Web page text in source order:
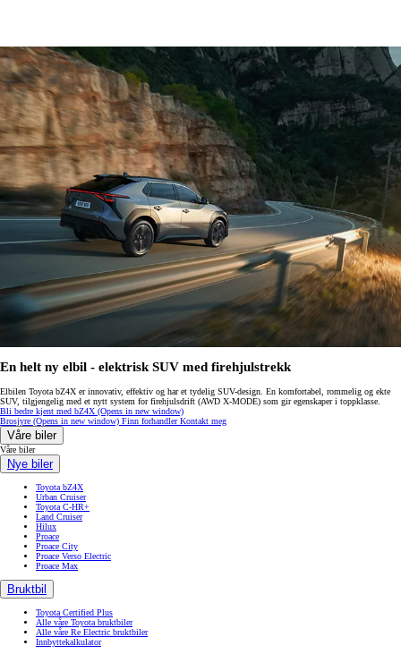
En helt ny elbil - elektrisk SUV med firehjulstrekk
Elbilen Toyota bZ4X er innovativ, effektiv og har et tydelig SUV-design. En komfortabel, rommelig og ekte
SUV, tilgjengelig med et nytt system for firehjulsdrift (AWD X-MODE) som gir egenskaper i toppklasse.
Bli bedre kjent med bZ4X (Opens in new window)
Brosjyre (Opens in new window) Finn forhandlerKontakt meg
Våre biler
Våre biler
Nye biler
Toyota bZ4X
Urban Cruiser
Toyota C-HR+
Land Cruiser
Hilux
Proace
Proace City
Proace Verso Electric
Proace Max
Bruktbil
Toyota Certified Plus
Alle våre Toyota bruktbiler
Alle våre Re Electric bruktbiler
Innbyttekalkulator